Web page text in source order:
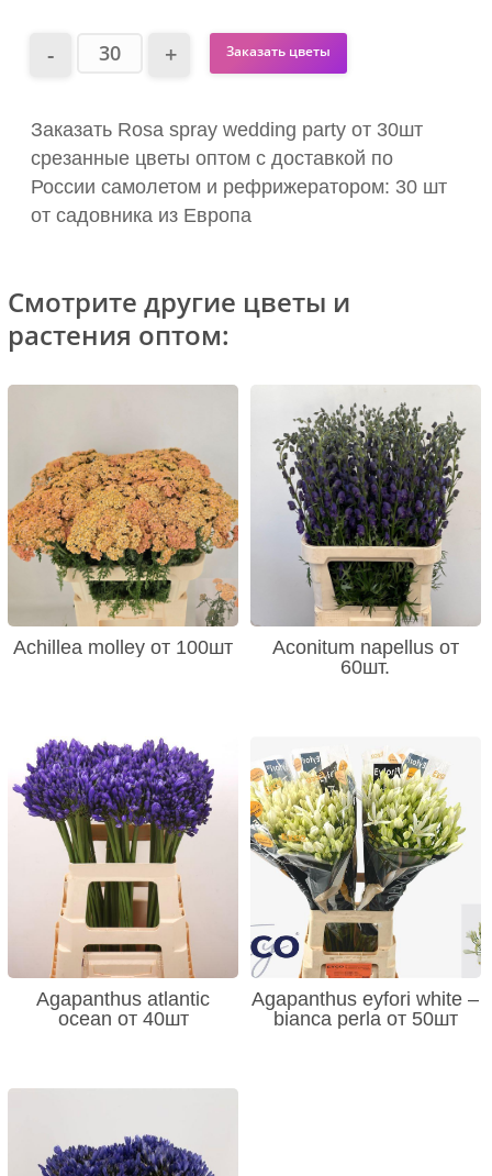
Заказать цветы
Заказать Rosa spray wedding party от 30шт
срезанные цветы оптом с доставкой по
России самолетом и рефрижератором: 30 шт
от садовника из Европа
Смотрите другие цветы и
растения оптом:
Achillea molley от 100шт
Aconitum napellus от
60шт.
Agapanthus atlantic
ocean от 40шт
Agapanthus eyfori white –
bianca perla от 50шт